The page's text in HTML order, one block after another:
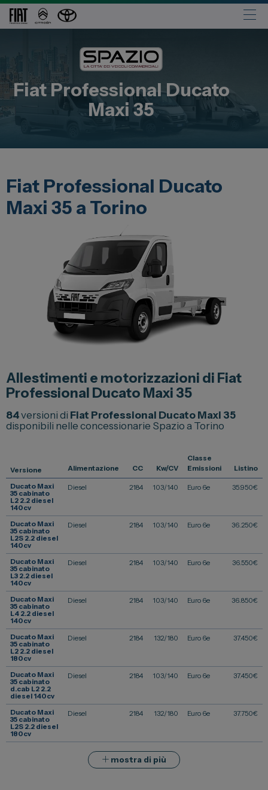
Fiat
Abarth
Opel
Citroen
Dongfeng
Fiat Professional
Toyota
Servizi
Auto Usate e Km Zero
Officina
Carrozzeria
Vendi la tua auto
Soluzioni Business
Convenzioni
Dipendenti Stellantis
Promozioni
Gruppo Spazio
Il Gruppo Spazio
Impegno per l’Ambiente
Impegno per il Sociale
Comunità Energetica
Fiat ProfessionalDucato
Maxi 35
Fiat Professional Ducato
Maxi 35 a Torino
Allestimenti e motorizzazioni di Fiat
Professional Ducato Maxi 35
84versioni di Fiat Professional Ducato Maxi 35
disponibili nelle concessionarie Spazio a Torino
Versione Alimentazione CC Kw/CV
Classe
Emissioni
Listino
Ducato Maxi
35 cabinato
L2 2.2 diesel
140cv
Diesel 2184 103/140 Euro 6e 35.950€
Ducato Maxi
35 cabinato
L2S 2.2 diesel
140cv
Diesel 2184 103/140 Euro 6e 36.250€
Ducato Maxi
35 cabinato
L3 2.2 diesel
140cv
Diesel 2184 103/140 Euro 6e 36.550€
Ducato Maxi
35 cabinato
L4 2.2 diesel
140cv
Diesel 2184 103/140 Euro 6e 36.850€
Ducato Maxi
35 cabinato
L2 2.2 diesel
180cv
Diesel 2184 132/180 Euro 6e 37.450€
Ducato Maxi
35 cabinato
d.cab L2 2.2
diesel 140cv
Diesel 2184 103/140 Euro 6e 37.450€
Ducato Maxi
35 cabinato
L2S 2.2 diesel
180cv
Diesel 2184 132/180 Euro 6e 37.750€
mostra di più